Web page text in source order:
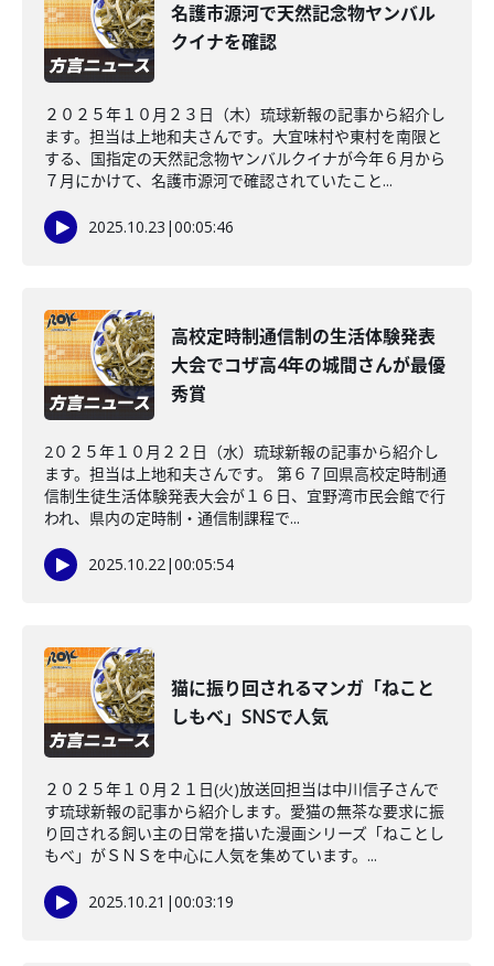
名護市源河で天然記念物ヤンバル
クイナを確認
２０２５年１０月２３日（木）琉球新報の記事から紹介し
ます。担当は上地和夫さんです。大宜味村や東村を南限と
する、国指定の天然記念物ヤンバルクイナが今年６月から
７月にかけて、名護市源河で確認されていたこと...
2025.10.23 |00:05:46
高校定時制通信制の生活体験発表
大会でコザ高4年の城間さんが最優
秀賞
2０２５年１０月２２日（水）琉球新報の記事から紹介し
ます。担当は上地和夫さんです。 第６７回県高校定時制通
信制生徒生活体験発表大会が１６日、宜野湾市民会館で行
われ、県内の定時制・通信制課程で...
2025.10.22|00:05:54
猫に振り回されるマンガ「ねこと
しもべ」SNSで人気
２０２５年１０月２１日(火)放送回担当は中川信子さんで
す琉球新報の記事から紹介します。愛猫の無茶な要求に振
り回される飼い主の日常を描いた漫画シリーズ「ねことし
もべ」がＳＮＳを中心に人気を集めています。...
2025.10.21 |00:03:19